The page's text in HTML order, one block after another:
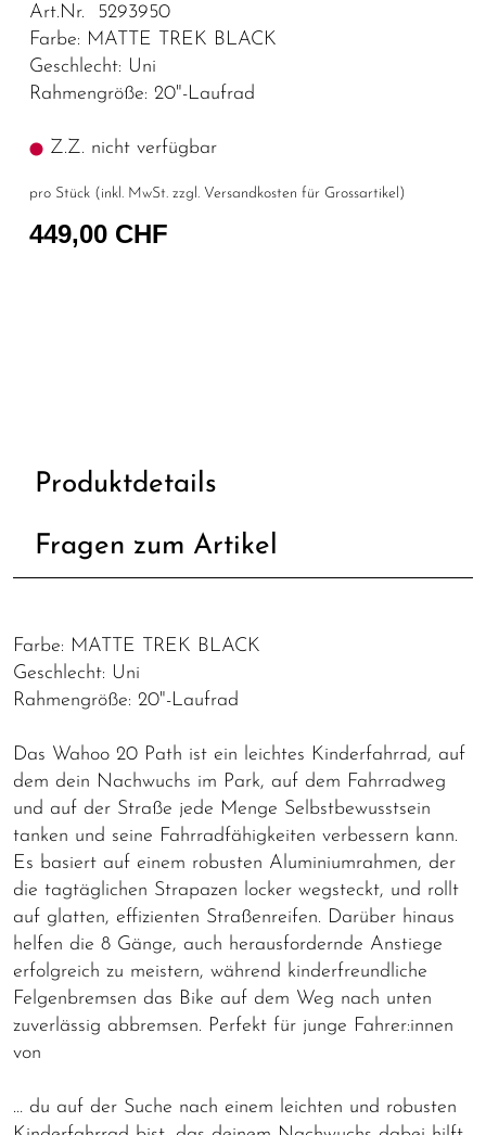
Art.Nr. 5293950
Farbe: MATTE TREK BLACK
Geschlecht: Uni
Rahmengröße: 20"-Laufrad
Z.Z. nicht verfügbar
pro Stück (inkl. MwSt. zzgl. Versandkosten für Grossartikel )
449,00 CHF
Produktdetails
Fragen zum Artikel
Farbe: MATTE TREK BLACK
Geschlecht: Uni
Rahmengröße: 20"-Laufrad
Das Wahoo 20 Path ist ein leichtes Kinderfahrrad, auf
dem dein Nachwuchs im Park, auf dem Fahrradweg
und auf der Straße jede Menge Selbstbewusstsein
tanken und seine Fahrradfähigkeiten verbessern kann.
Es basiert auf einem robusten Aluminiumrahmen, der
die tagtäglichen Strapazen locker wegsteckt, und rollt
auf glatten, effizienten Straßenreifen. Darüber hinaus
helfen die 8 Gänge, auch herausfordernde Anstiege
erfolgreich zu meistern, während kinderfreundliche
Felgenbremsen das Bike auf dem Weg nach unten
zuverlässig abbremsen. Perfekt für junge Fahrer:innen
von
… du auf der Suche nach einem leichten und robusten